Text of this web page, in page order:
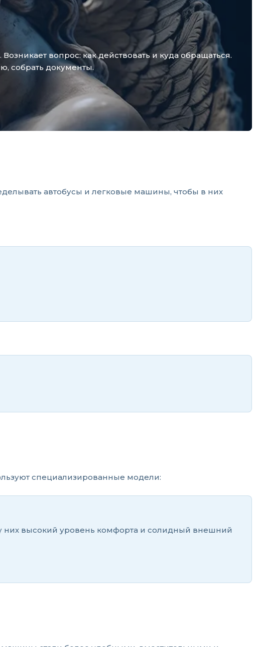
вопрос: как действовать и куда обращаться.
собрать документы.
автобусы и легковые машины, чтобы в них
специализированные модели:
у них высокий уровень комфорта и солидный внешний